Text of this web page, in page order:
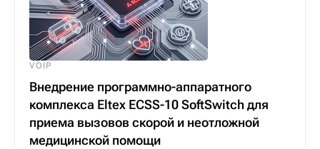
VOIP
Внедрение программно-аппаратного
комплекса Eltex ECSS-10 SoftSwitch для
приема вызовов скорой и неотложной
медицинской помощи